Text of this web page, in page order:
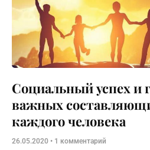
Социальный успех и
важных
каждого человека
26.05.2020 1 комментарий